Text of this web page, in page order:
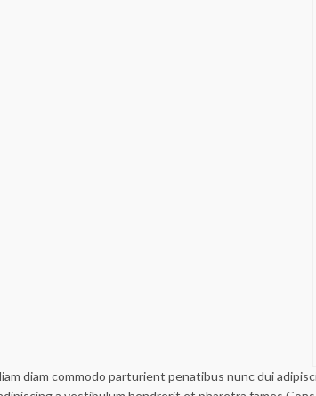
diam commodo parturient penatibus nunc dui